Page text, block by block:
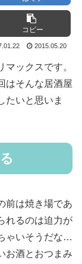
コピー
2015.05.20
ックスです。
はそんな居酒屋
たいと思いま
前は焼き場であ
れるのは迫力が
ゃいそうだな…
お酒とおつまみ